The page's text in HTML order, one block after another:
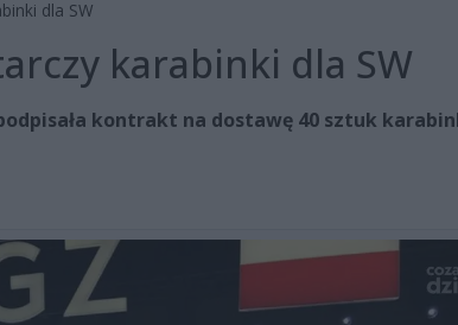
dla SW
karabinki dla SW
kontrakt na dostawę 40 sztuk